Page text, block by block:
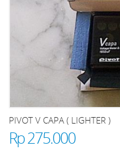
PIVOT V CAPA ( LIGHTER )
Rp 275.000